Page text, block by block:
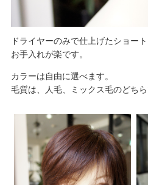
ドライヤーのみで仕上げたショー
お手入れが楽です。
カラーは自由に選べます。
毛質は、人毛、ミックス毛のどちら